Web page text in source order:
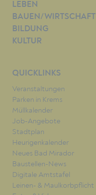
LEBEN
BAUEN/WIRTSCHAFT
BILDUNG
KULTUR
QUICKLINKS
Veranstaltungen
Parken in Krems
Müllkalender
Job-Angebote
Stadtplan
Heurigenkalender
Neues Bad Mirador
Baustellen-News
Digitale Amtstafel
Leinen- & Maulkorbpflicht